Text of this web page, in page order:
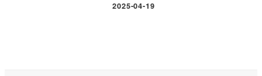
投稿日
2025-04-19